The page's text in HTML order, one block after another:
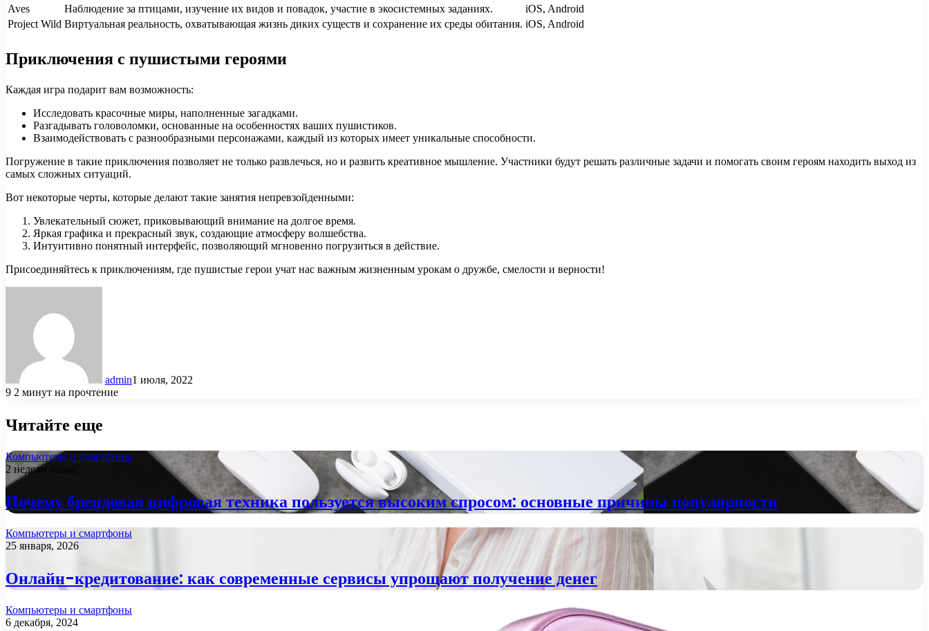
Aves
Наблюдение за птицами, изучение их видов и повадок, участие в экосистемных заданиях.
iOS, Android
Project Wild Виртуальная реальность, охватывающая жизнь диких существ и сохранение их среды обитания. iOS, Android
Приключения с пушистыми героями
Каждая игра подарит вам возможность:
Исследовать красочные миры, наполненные загадками.
Разгадывать головоломки, основанные на особенностях ваших пушистиков.
Взаимодействовать с разнообразными персонажами, каждый из которых имеет уникальные способности.
Погружение в такие приключения позволяет не только развлечься, но и развить креативное мышление. Участники будут решать различные задачи и помогать своим героям находить выход из
самых сложных ситуаций.
Вот некоторые черты, которые делают такие занятия непревзойденными:
Увлекательный сюжет, приковывающий внимание на долгое время.
Яркая графика и прекрасный звук, создающие атмосферу волшебства.
Интуитивно понятный интерфейс, позволяющий мгновенно погрузиться в действие.
Присоединяйтесь к приключениям, где пушистые герои учат нас важным жизненным урокам о дружбе, смелости и верности!
admin1 июля, 2022
9 2 минут на прочтение
Читайте еще
Компьютеры и смартфоны
2 недели назад
Почему брендовая цифровая техника пользуется высоким спросом: основные причины популярности
Компьютеры и смартфоны
25 января, 2026
Онлайн-кредитование: как современные сервисы упрощают получение денег
Компьютеры и смартфоны
6 декабря, 2024